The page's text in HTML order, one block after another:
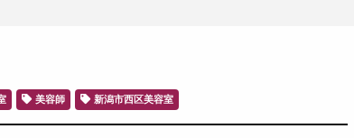
美容師 新潟市西区美容室